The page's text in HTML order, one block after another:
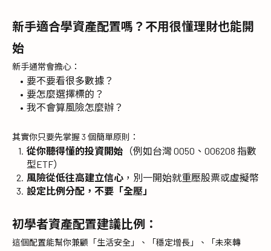
新手適合學資產配置嗎？不用很懂理財也能開
始
新手通常會擔心：
要不要看很多數據？
要怎麼選擇標的？
我不會算風險怎麼辦？
其實你只要先掌握 3 個簡單原則：
從你聽得懂的投資開始 （例如台灣 0050、006208 指數
型ETF）
風險從低往高建立信心 ，別一開始就重壓股票或虛擬幣
設定比例分配，不要「全壓」
初學者資產配置建議比例：
這個配置能幫你兼顧「生活安全」、「穩定增長」、「未來轉